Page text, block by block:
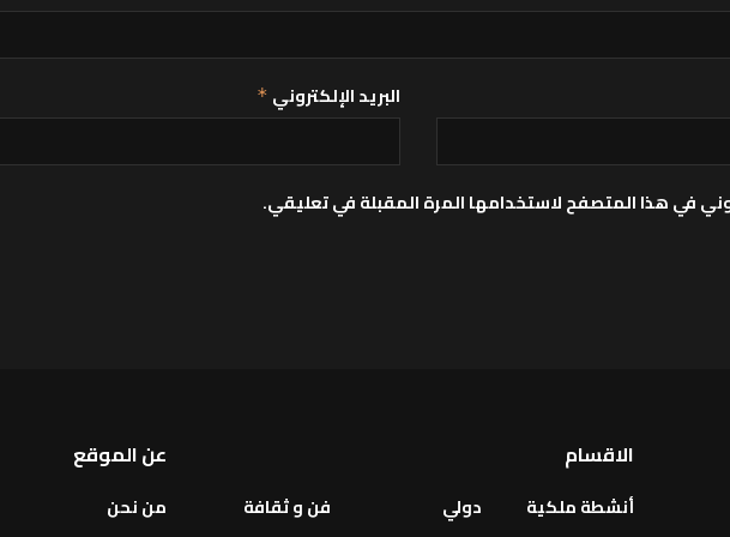
البريد الإلكتروني *
في هذا المتصفح لاستخدامها المرة المقبلة في تعليقي.
الاقسام
أنشطة ملكية
دولي
فن و ثقافة
عن الموقع
من نحن